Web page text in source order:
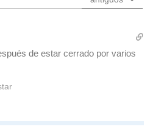
de estar cerrado por varios